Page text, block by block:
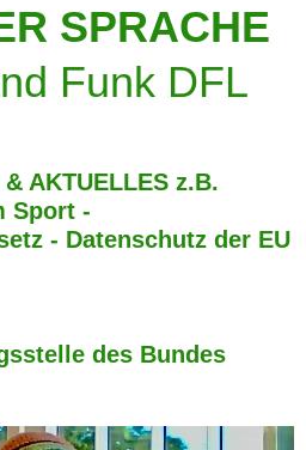
SPRACHE
Funk DFL
AKTUELLES z.B.
Sport -
- Datenschutz der EU
des Bundes